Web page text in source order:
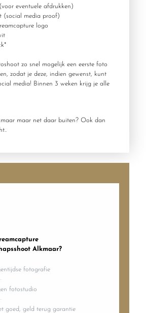
eventuele afdrukken)
(social media proof)
logo
zo snel mogelijk een eerste foto
zodat je deze, indien gewenst, kunt
media! Binnen 3 weken krijg je alle
maar net daar buiten? Ook dan
Alkmaar?
fotografie
fotostudio
goed, geld terug garantie